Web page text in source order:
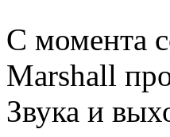
С момента
Marshall
Звука и